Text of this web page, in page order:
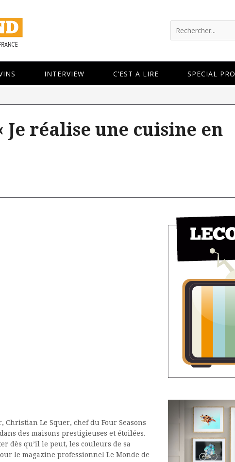
INTERVIEW C’EST A LIRE SPECIAL PRO
réalise une cuisine en
Le Squer, chef du Four Seasons
des maisons prestigieuses et étoilées.
dès qu’il le peut, les couleurs de sa
le magazine professionnel Le Monde de